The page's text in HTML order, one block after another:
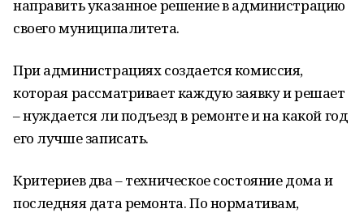
направить указанное решение в администрацию
своего муниципалитета.
При администрациях создается комиссия,
которая рассматривает каждую заявку и решает
– нуждается ли подъезд в ремонте и на какой год
его лучше записать.
Критериев два – техническое состояние дома и
последняя дата ремонта. По нормативам,